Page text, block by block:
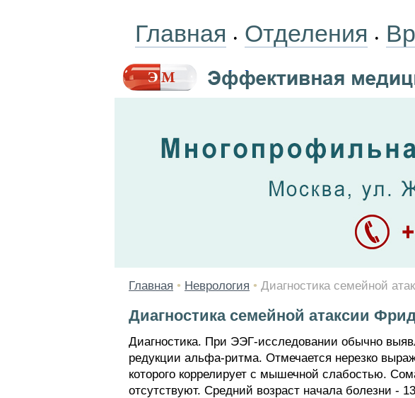
Главная • Отделения •
Главная • Неврология • Диагностика семейной
Диагностика семейной атаксии
Диагностика. При ЭЭГ-исследовании обычно
редукции альфа-ритма. Отмечается нерезко
которого коррелирует с мышечной слабостью.
отсутствуют. Средний возраст начала болезни -